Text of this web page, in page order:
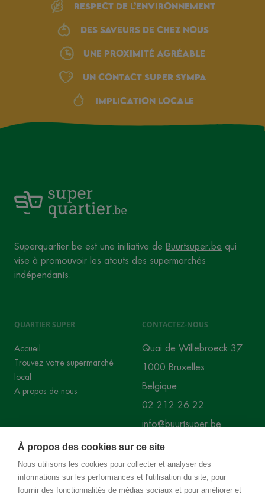
À propos des cookies sur ce site
Nous utilisons les cookies pour collecter et analyser des
informations sur les performances et l'utilisation du site, pour
fournir des fonctionnalités de médias sociaux et pour améliorer et
Respect de l’environnement
Des saveurs de chez nous
une proximité agréable
Un Contact Super Sympa
Implication locale
Superquartier.be est une initiative de Buurtsuper.be qui
vise à promouvoir les atouts des supermarchés
indépendants.
QUARTIER SUPER
Accueil
Trouvez votre supermarché
local
A propos de nous
CONTACTEZ-NOUS
Quai de Willebroeck 37
1000 Bruxelles
Belgique
02 212 26 22
info@buurtsuper.be
RÉSEAUX SOCIAUX
Instagram Facebook